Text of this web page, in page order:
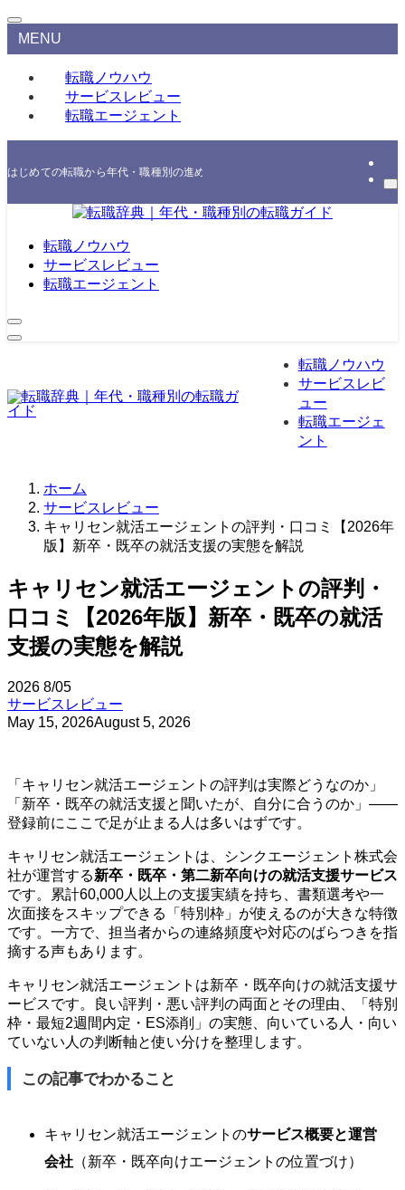
MENU
転職ノウハウ
サービスレビュー
転職エージェント
はじめての転職から年代・職種別の進め方、エージェント・スクールの選び
転職ノウハウ
サービスレビュー
転職エージェント
転職ノウハウ
サービスレビ
ュー
転職エージェ
ント
ホーム
サービスレビュー
キャリセン就活エージェントの評判・口コミ【2026年
版】新卒・既卒の就活支援の実態を解説
キャリセン就活エージェントの評判・
口コミ【2026年版】新卒・既卒の就活
支援の実態を解説
2026 8/05
サービスレビュー
May 15, 2026August 5, 2026
「キャリセン就活エージェントの評判は実際どうなのか」
「新卒・既卒の就活支援と聞いたが、自分に合うのか」——
登録前にここで足が止まる人は多いはずです。
キャリセン就活エージェントは、シンクエージェント株式会
社が運営する新卒・既卒・第二新卒向けの就活支援サービス
です。累計60,000人以上の支援実績を持ち、書類選考や一
次面接をスキップできる「特別枠」が使えるのが大きな特徴
です。一方で、担当者からの連絡頻度や対応のばらつきを指
摘する声もあります。
キャリセン就活エージェントは新卒・既卒向けの就活支援サ
ービスです。良い評判・悪い評判の両面とその理由、「特別
枠・最短2週間内定・ES添削」の実態、向いている人・向い
ていない人の判断軸と使い分けを整理します。
この記事でわかること
キャリセン就活エージェントのサービス概要と運営
会社（新卒・既卒向けエージェントの位置づけ）